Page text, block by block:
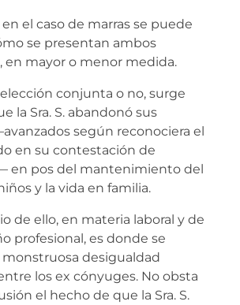
en el caso de marras se puede
se presentan ambos
en mayor o menor medida.
elección conjunta o no, surge
la Sra. S. abandonó sus
según reconociera el
en su contestación de
en pos del mantenimiento del
y la vida en familia.
de ello, en materia laboral y de
profesional, es donde se
monstruosa desigualdad
los ex cónyuges. No obsta
el hecho de que la Sra. S.